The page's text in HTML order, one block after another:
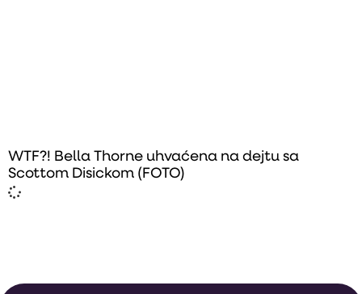
WTF?! Bella Thorne uhvaćena na dejtu sa
Scottom Disickom (FOTO)